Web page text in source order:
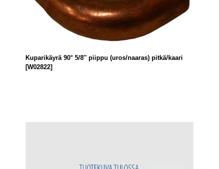
Kuparikäyrä 90° 5/8″ piippu (uros/naaras) pitkä/kaari
[W02822]